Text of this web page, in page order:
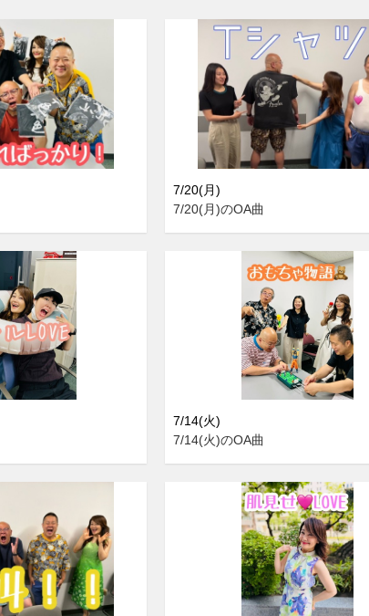
7/20(月)
7/20(月)のOA曲
7/14(火)
7/14(火)のOA曲